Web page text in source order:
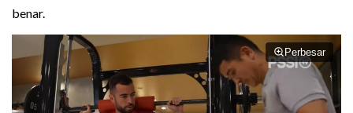
benar.
Perbesar